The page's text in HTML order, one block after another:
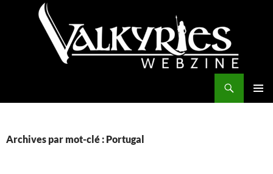
Archives par mot-clé : Portugal